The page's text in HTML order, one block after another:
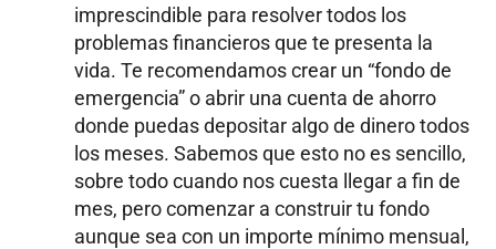
imprescindible para resolver todos los
problemas financieros que te presenta la
vida. Te recomendamos crear un “fondo de
emergencia” o abrir una cuenta de ahorro
donde puedas depositar algo de dinero todos
los meses. Sabemos que esto no es sencillo,
sobre todo cuando nos cuesta llegar a fin de
mes, pero comenzar a construir tu fondo
aunque sea con un importe mínimo mensual,